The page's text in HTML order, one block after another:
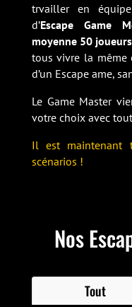
trvailler en
d’Escape Game
moyenne 50 joueurs
tous vivre la même
d’un Escape ame,
Le Game Master
votre choix avec
Il est maintenant
scénarios !
Nos
Tout